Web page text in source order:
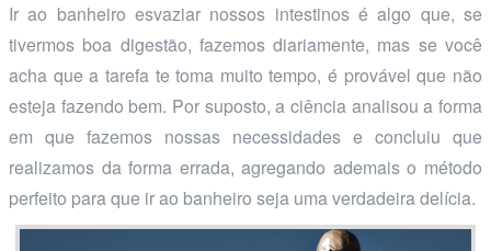
Ir ao banheiro esvaziar nossos intestinos é algo que, se
tivermos boa digestão, fazemos diariamente, mas se você
acha que a tarefa te toma muito tempo, é provável que não
esteja fazendo bem. Por suposto, a ciência analisou a forma
em que fazemos nossas necessidades e concluiu que
realizamos da forma errada, agregando ademais o método
perfeito para que ir ao banheiro seja uma verdadeira delícia.